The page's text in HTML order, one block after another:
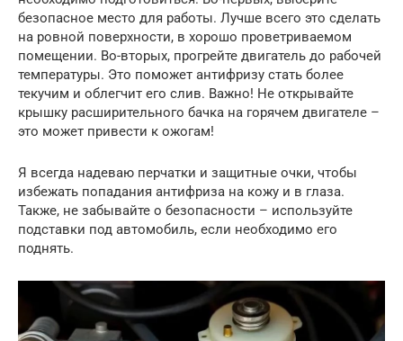
безопасное место для работы. Лучше всего это сделать
на ровной поверхности, в хорошо проветриваемом
помещении. Во-вторых, прогрейте двигатель до рабочей
температуры. Это поможет антифризу стать более
текучим и облегчит его слив. Важно! Не открывайте
крышку расширительного бачка на горячем двигателе –
это может привести к ожогам!
Я всегда надеваю перчатки и защитные очки, чтобы
избежать попадания антифриза на кожу и в глаза.
Также, не забывайте о безопасности – используйте
подставки под автомобиль, если необходимо его
поднять.